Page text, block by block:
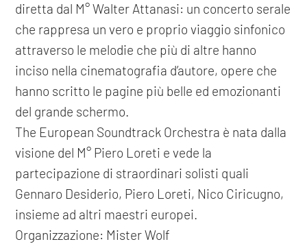
diretta dal M° Walter Attanasi: un concerto serale
che rappresa un vero e proprio viaggio sinfonico
attraverso le melodie che più di altre hanno
inciso nella cinematografia d’autore, opere che
hanno scritto le pagine più belle ed emozionanti
del grande schermo.
The European Soundtrack Orchestra è nata dalla
visione del M° Piero Loreti e vede la
partecipazione di straordinari solisti quali
Gennaro Desiderio, Piero Loreti, Nico Ciricugno,
insieme ad altri maestri europei.
Organizzazione: Mister Wolf